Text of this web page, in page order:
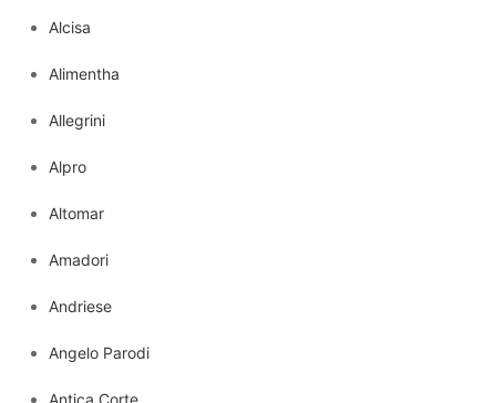
Alcisa
Alimentha
Allegrini
Alpro
Altomar
Amadori
Andriese
Angelo Parodi